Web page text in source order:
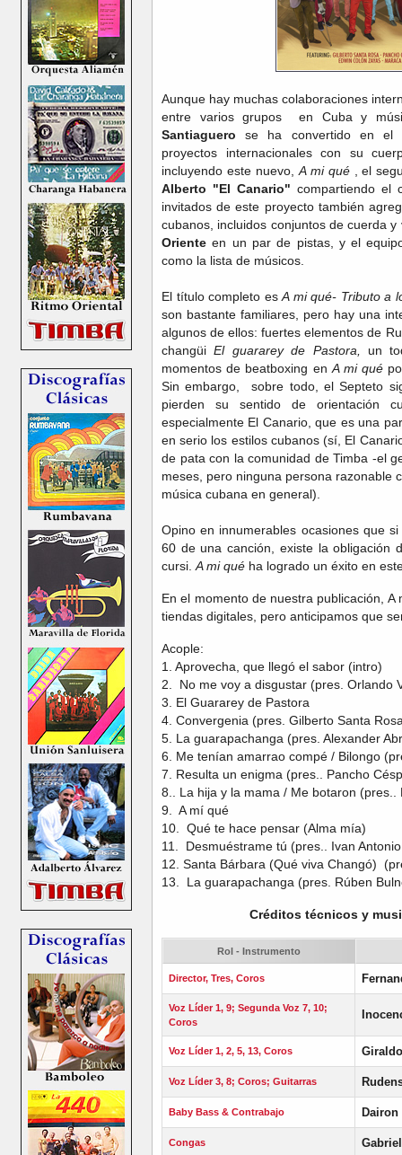
Aunque hay muchas colaboraciones
entre varios grupos en Cuba y
Santiaguero se ha convertido en el
proyectos internacionales con su
incluyendo este nuevo, A mi qué, el
Alberto "El Canario" compartiendo el
invitados de este proyecto también
cubanos, incluidos conjuntos de cuerda
Oriente en un par de pistas, y el
como la lista de músicos.
El título completo es A mi qué- Tributo a
son bastante familiares, pero hay una
algunos de ellos: fuertes elementos de
changüiEl guararey de Pastora,
un
momentos de beatboxing en A mi qué
Sin embargo, sobre todo, el Septeto
pierden su sentido de orientación
especialmente El Canario, que es una
en serio los estilos cubanos (sí, El
de pata con la comunidad de Timba -el
meses, pero ninguna persona razonable
música cubana en general).
Opino en innumerables ocasiones que
60 de una canción, existe la obligación
cursi. A mi qué ha logrado un éxito en
En el momento de nuestra publicación,
tiendas digitales, pero anticipamos que
Acople:
1. Aprovecha, que llegó el sabor (intro)
2. No me voy a disgustar (pres. Orlando
3. El Guararey de Pastora
4. Convergenia (pres. Gilberto Santa
5. La guarapachanga (pres. Alexander
6. Me tenían amarrao compé / Bilongo
7. Resulta un enigma (pres.. Pancho
8.. La hija y la mama / Me botaron (pres..
9. A mí qué
10. Qué te hace pensar (Alma mía)
11. Desmuéstrame tú (pres.. Ivan
12. Santa Bárbara (Qué viva Changó)
13. La guarapachanga (pres. Rúben
Créditos técnicos y
Rol - Instrumento
Director, Tres, Coros
Voz Líder 1, 9; Segunda Voz 7, 10;
Coros
Voz Líder 1, 2, 5, 13, Coros
Voz Líder 3, 8; Coros; Guitarras
Baby Bass & Contrabajo Dairon
Congas